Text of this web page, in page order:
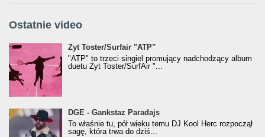
Ostatnie video
Żyt Toster/SurfAir - ATP VIDEO
Żyt Toster/Surfair "ATP"
"ATP" to trzeci singiel promujący nadchodzący album
duetu Żyt Toster/SurfAir "...
donGURALesko z nagrodą za
Klasyczny/Trueschoolowy Album Roku
(Popkillery 2023)
DGE - Gankstaz Paradajs
To właśnie tu, pół wieku temu DJ Kool Herc rozpoczął
sagę, która trwa do dziś...